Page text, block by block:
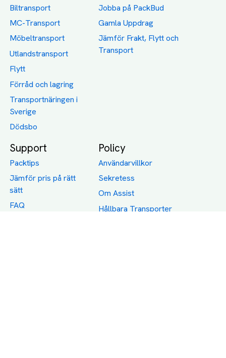
Biltransport
MC-Transport
Möbeltransport
Utlandstransport
Flytt
Förråd och lagring
Transportnäringen i
Sverige
Dödsbo
Jobba på PackBud
Gamla Uppdrag
Jämför Frakt, Flytt och
Transport
Support
Packtips
Jämför pris på rätt
sätt
FAQ
Policy
Användarvillkor
Sekretess
Om Assist
Hållbara Transporter